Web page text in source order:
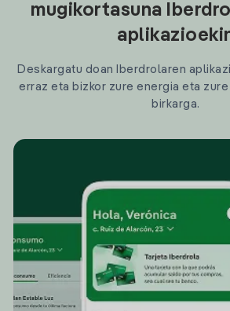
mugikortasuna
Deskargatu doan Iberdrolaren
erraz eta bizkor zure energia eta
birkarga.